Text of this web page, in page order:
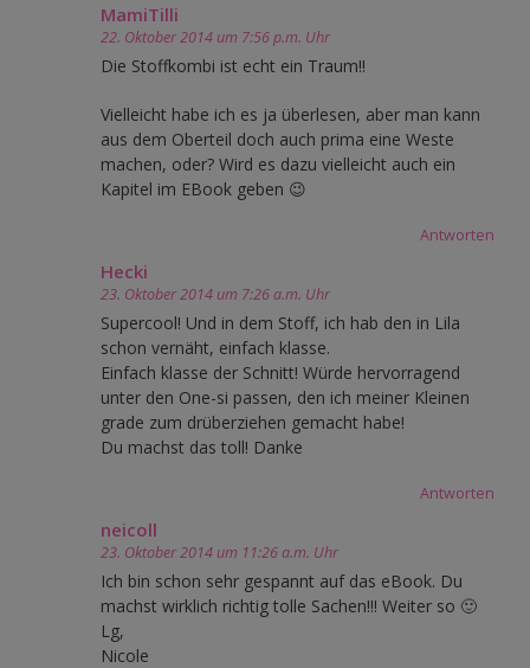
MamiTilli
22. Oktober 2014 um 7:56 p.m. Uhr
Die Stoffkombi ist echt ein Traum!!
Vielleicht habe ich es ja überlesen, aber man kann
aus dem Oberteil doch auch prima eine Weste
machen, oder? Wird es dazu vielleicht auch ein
Kapitel im EBook geben 😉
Antworten
Hecki
23. Oktober 2014 um 7:26 a.m. Uhr
Supercool! Und in dem Stoff, ich hab den in Lila
schon vernäht, einfach klasse.
Einfach klasse der Schnitt! Würde hervorragend
unter den One-si passen, den ich meiner Kleinen
grade zum drüberziehen gemacht habe!
Du machst das toll! Danke
Antworten
neicoll
23. Oktober 2014 um 11:26 a.m. Uhr
Ich bin schon sehr gespannt auf das eBook. Du
machst wirklich richtig tolle Sachen!!! Weiter so 🙂
Lg,
Nicole